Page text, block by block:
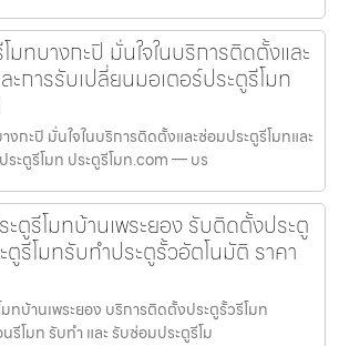
มทบางกะปิ มั่นใจในบริการติดตั้งและ
ะการรับเปลี่ยนมอเตอร์ประตูรีโมท
งกะปิ มั่นใจในบริการติดตั้งและซ่อมประตูรีโมทและ
ระตูรีโมท ประตูรีโมท.com — บร
ตูรีโมทบ้านเพระยอง รับติดตั้งประตู
รีโมทรับทำประตูรั้วอัตโนมัติ ราคา
ทบ้านเพระยอง บริการติดตั้งประตูรั้วรีโมท
รีโมท รับทำ และ รับซ่อมประตูรีโม